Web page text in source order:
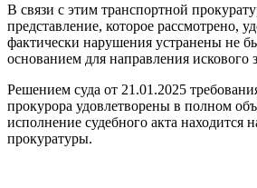
В связи с этим транспортной
представление, которое рассмотрено,
фактически нарушения устранены не
основанием для направления искового
Решением суда от 21.01.2025
прокурора удовлетворены в полном
исполнение судебного акта находится
прокуратуры.